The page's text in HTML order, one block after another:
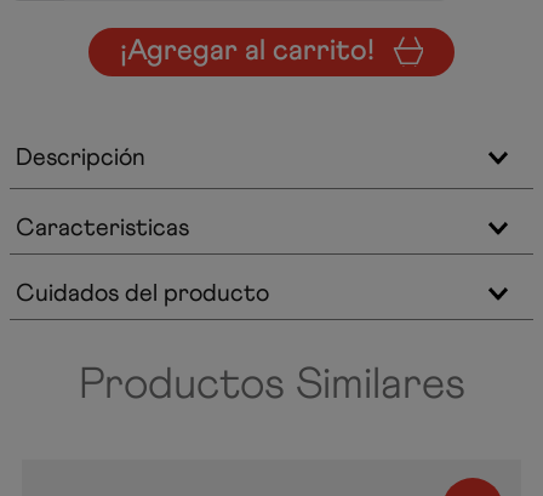
¡Agregar al carrito!
Descripción
Caracteristicas
Cuidados del producto
Productos Similares